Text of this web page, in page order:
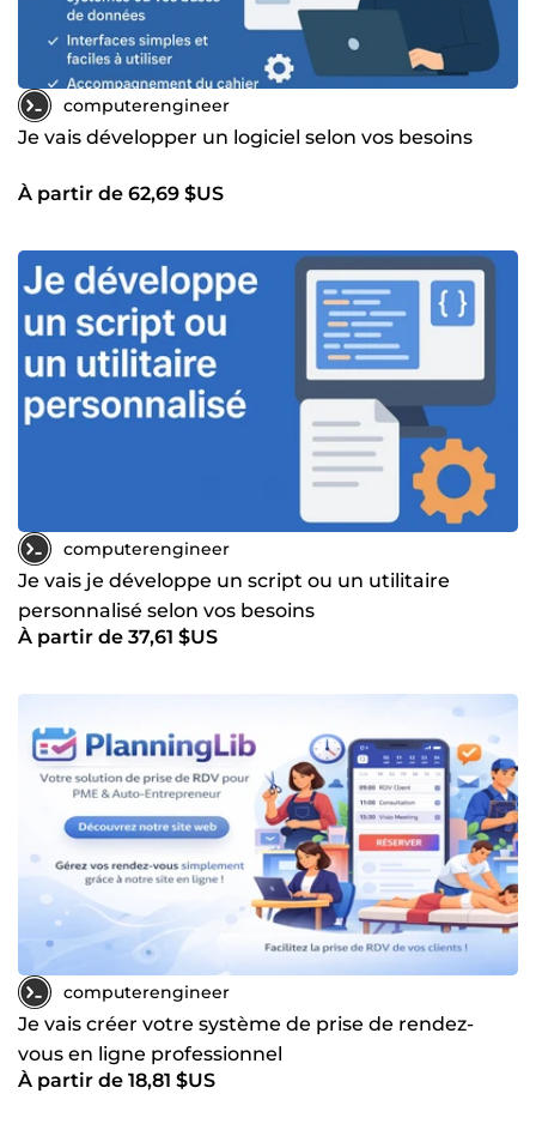
computerengineer
Je vais développer un logiciel selon vos besoins
À partir de 62,69 $US
computerengineer
Je vais je développe un script ou un utilitaire
personnalisé selon vos besoins
À partir de 37,61 $US
computerengineer
Je vais créer votre système de prise de rendez-
vous en ligne professionnel
À partir de 18,81 $US